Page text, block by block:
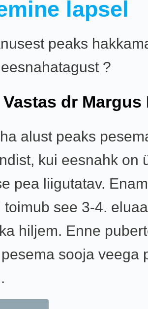
lapsel
peaks
?
Vastas dr Margus
alust peaks
kui eesnahk on
pea liigutatav.
toimub see 3-4.
hiljem. Enne
sooja veega